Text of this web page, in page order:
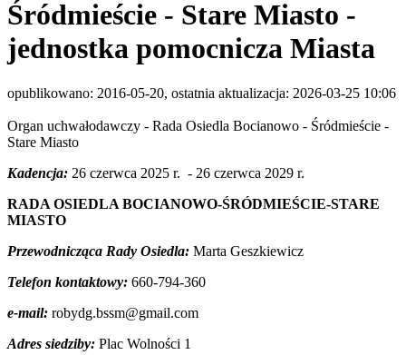
Śródmieście - Stare Miasto -
jednostka pomocnicza Miasta
opublikowano: 2016-05-20, ostatnia aktualizacja: 2026-03-25 10:06
Organ uchwałodawczy - Rada Osiedla Bocianowo - Śródmieście -
Stare Miasto
Kadencja: 26 czerwca 2025 r. - 26 czerwca 2029 r.
RADA OSIEDLA BOCIANOWO-ŚRÓDMIEŚCIE-STARE
MIASTO
Przewodnicząca Rady Osiedla: Marta Geszkiewicz
Telefon kontaktowy: 660-794-360
e-mail: robydg.bssm@gmail.com
Adres siedziby: Plac Wolności 1